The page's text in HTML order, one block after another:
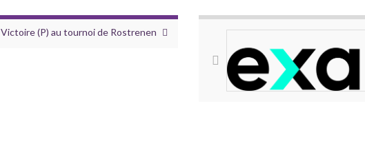
Victoire (P) au tournoi de Rostrenen